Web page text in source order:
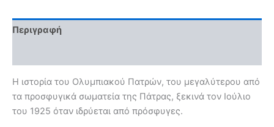
2025
ποσότητα
Περιγραφή
Η ιστορία του Ολυμπιακού Πατρών, του μεγαλύτερου από
τα προσφυγικά σωματεία της Πάτρας, ξεκινά τον Ιούλιο
του 1925 όταν ιδρύεται από πρόσφυγες.